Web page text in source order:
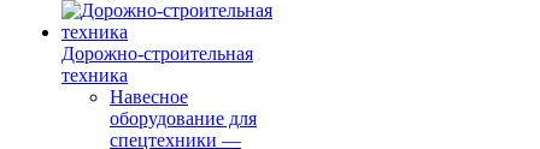
Дорожно-строительная
техника
Навесное
оборудование для
спецтехники —